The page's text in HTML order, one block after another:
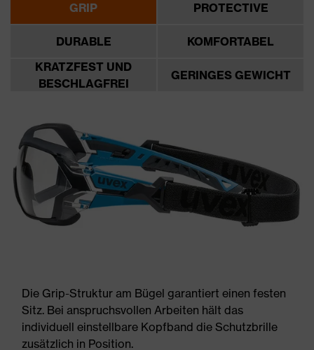
GRIP PROTECTIVE
DURABLE
KOMFORTABEL
KRATZFEST UND
BESCHLAGFREI
GERINGES GEWICHT
Die Grip-Struktur am Bügel garantiert einen festen
Sitz. Bei anspruchsvollen Arbeiten hält das
individuell einstellbare Kopfband die Schutzbrille
zusätzlich in Position.